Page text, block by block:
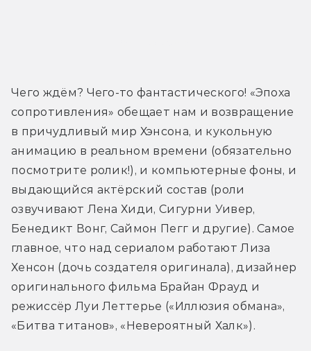
Чего ждём? Чего-то фантастического! «Эпоха
сопротивления» обещает нам и возвращение
в причудливый мир Хэнсона, и кукольную
анимацию в реальном времени (обязательно
посмотрите ролик!), и компьютерные фоны, и
выдающийся актёрский состав (роли
озвучивают Лена Хиди, Сигурни Уивер,
Бенедикт Вонг, Саймон Пегг и другие). Самое
главное, что над сериалом работают Лиза
Хенсон (дочь создателя оригинала), дизайнер
оригинального фильма Брайан Фрауд и
режиссёр Луи Леттерье («Иллюзия обмана»,
«Битва титанов», «Невероятный Халк»).